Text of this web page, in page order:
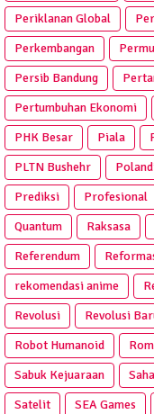
Periklanan Global
Perkembangan
Persib Bandung
Pertumbuhan Ekonomi
PHK Besar
Piala
PLTN Bushehr
Prediksi
Profesional
Quantum
Raksasa
Referendum
rekomendasi anime
Revolusi
Revolusi
Robot Humanoid
Sabuk Kejuaraan
Satelit
SEA Games